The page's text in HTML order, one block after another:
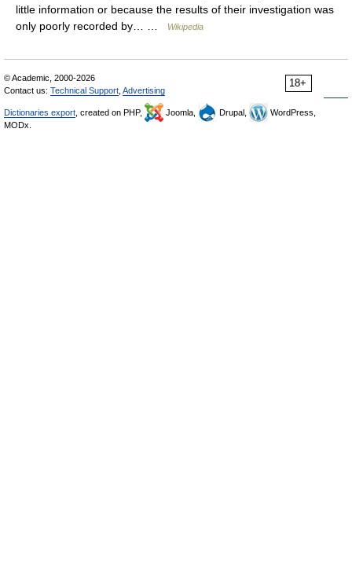
little information or because the results of their investigation was
only poorly recorded by… …
Wikipedia
18+
© Academic, 2000-2026
Contact us: Technical Support Advertising
Dictionaries export , created on PHP, Joomla, Drupal,
WordPress,
MODx.